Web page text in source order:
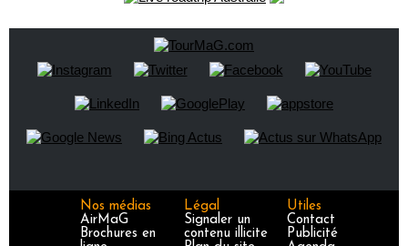
Nos médias
AirMaG
Brochures en
Légal
Signaler un
contenu illicite
Utiles
Contact
Publicité